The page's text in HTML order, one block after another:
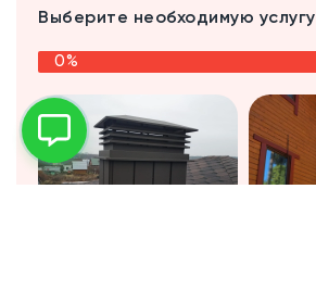
Выберите необходимую услугу
0%